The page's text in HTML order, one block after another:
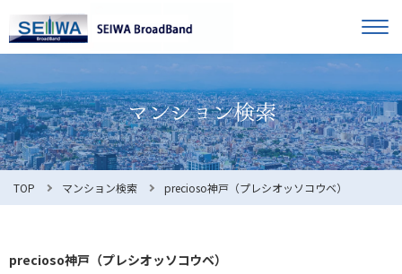
オーナー様へ
入居者様へ
お知らせ
TOP マンション検索 precioso神戸（プレシオッソコウベ）
precioso神戸（プレシオッソコウベ）